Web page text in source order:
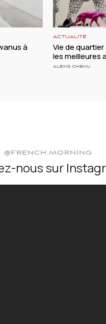
à
ACTUALITÉ
Vie de quartier
les meilleures
ALEXIS CHENU
@FRENCH.MORNING
nous sur